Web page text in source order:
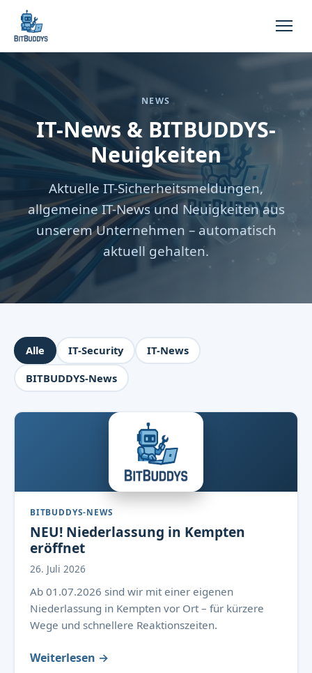
NEWS
IT-News & BITBUDDYS-
Neuigkeiten
Aktuelle IT-Sicherheitsmeldungen,
allgemeine IT-News und Neuigkeiten aus
unserem Unternehmen – automatisch
aktuell gehalten.
Alle IT-Security
IT-News
BITBUDDYS-News
BITBUDDYS-NEWS
NEU! Niederlassung in Kempten
eröffnet
26. Juli 2026
Ab 01.07.2026 sind wir mit einer eigenen
Niederlassung in Kempten vor Ort – für kürzere
Wege und schnellere Reaktionszeiten.
Weiterlesen →